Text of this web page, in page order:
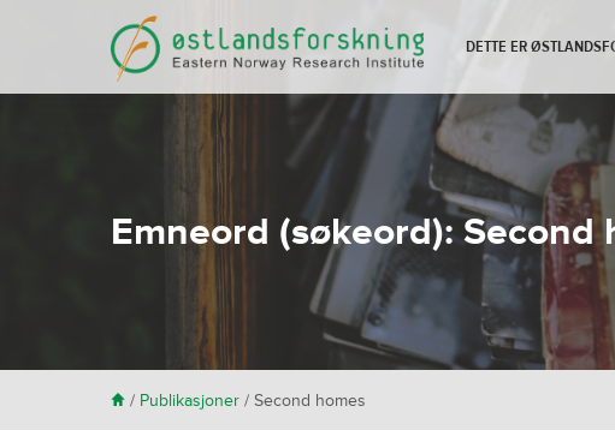
DETTE ER
Emneord (søkeord):Second
H / Publikasjoner / Second homes